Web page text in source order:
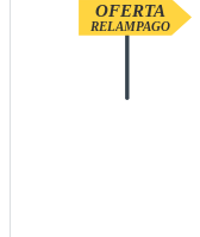
OFERTA
RELAMPAGO